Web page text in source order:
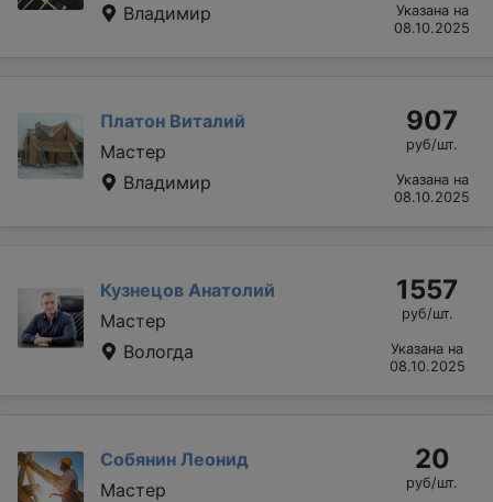
Владимир
Указана на
08.10.2025
Платон Виталий
Мастер
Владимир
907
руб/шт.
Указана на
08.10.2025
Кузнецов Анатолий
Мастер
Вологда
1557
руб/шт.
Указана на
08.10.2025
Собянин Леонид
Мастер
20
руб/шт.